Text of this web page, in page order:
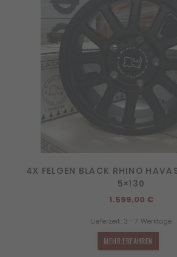
4X FELGEN BLACK RHINO
5×130
1.599,00 €
Lieferzeit: 3 - 7 Werktage
MEHR ERFAHREN